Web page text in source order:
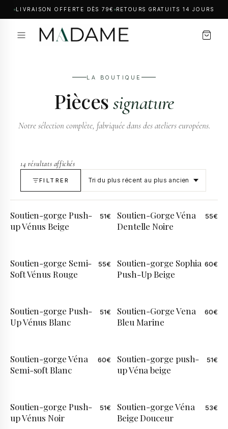
LIVRAISON OFFERTE DÈS 79€ RETOURS GRATUITS 14 JOURS
LA BOUTIQUE
Piècessignature
Notre sélection complète, fabriquée dans des ateliers européens.
14 résultats affichés
FILTRER
Soutien-gorge Push-
up Vénus Beige
51€
Soutien-Gorge Véna
Dentelle Noire
55€
Soutien-gorge Semi-
Soft Vénus Rouge
55€
Soutien-gorge Sophia
Push-Up Beige
60€
Soutien-gorge Push-
Up Vénus Blanc
51€
Soutien-Gorge Vena
Bleu Marine
60€
Soutien-gorge Véna
Semi-soft Blanc
60€
Soutien-gorge push-
up Véna beige
51€
Soutien-gorge Push-
up Vénus Noir
51€
Soutien-gorge Véna
Beige Douceur
53€